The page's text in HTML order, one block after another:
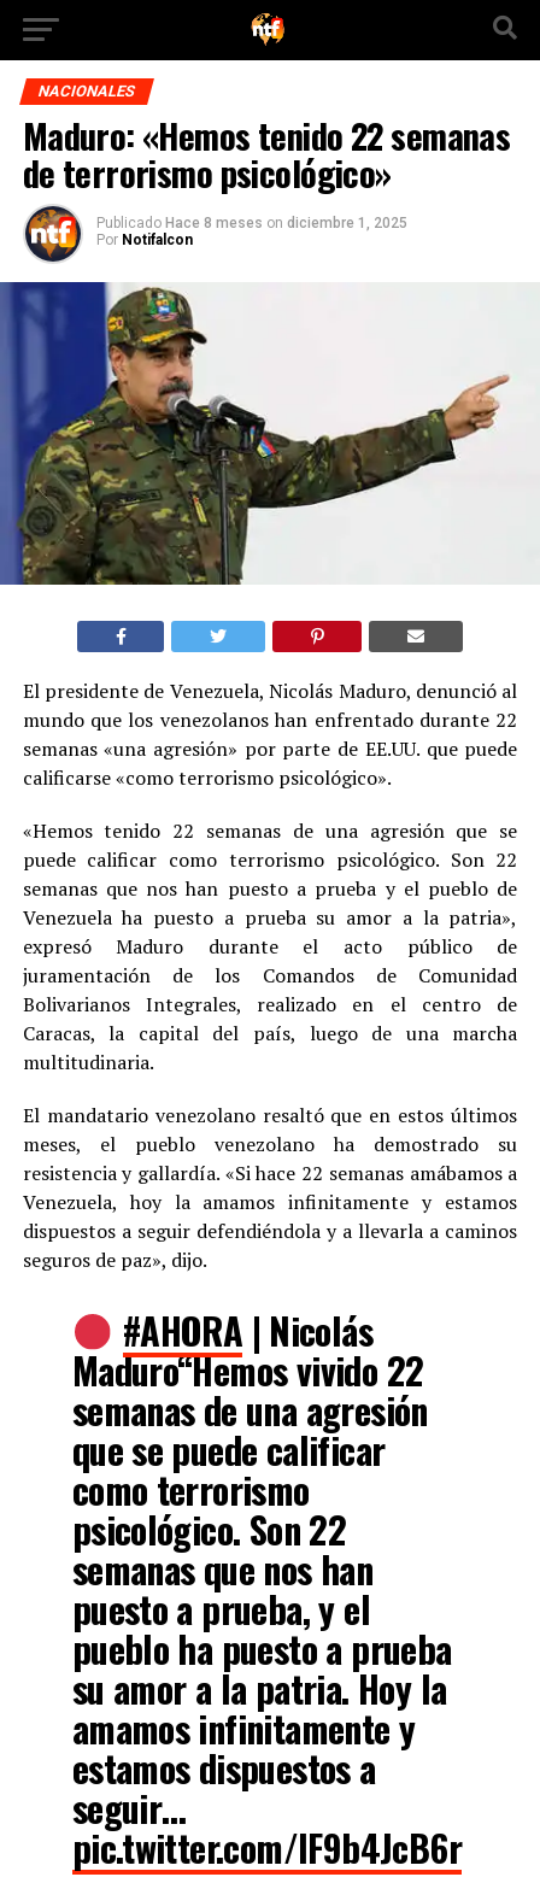
NACIONALES
Maduro: «Hemos tenido 22 semanas
de terrorismo psicológico»
Publicado Hace 8 meses on diciembre 1, 2025
Por Notifalcon
El presidente de Venezuela, Nicolás Maduro, denunció al
mundo que los venezolanos han enfrentado durante 22
semanas «una agresión» por parte de EE.UU. que puede
calificarse «como terrorismo psicológico».
«Hemos tenido 22 semanas de una agresión que se
puede calificar como terrorismo psicológico. Son 22
semanas que nos han puesto a prueba y el pueblo de
Venezuela ha puesto a prueba su amor a la patria»,
expresó Maduro durante el acto público de
juramentación de los Comandos de Comunidad
Bolivarianos Integrales, realizado en el centro de
Caracas, la capital del país, luego de una marcha
multitudinaria.
El mandatario venezolano resaltó que en estos últimos
meses, el pueblo venezolano ha demostrado su
resistencia y gallardía. «Si hace 22 semanas amábamos a
Venezuela, hoy la amamos infinitamente y estamos
dispuestos a seguir defendiéndola y a llevarla a caminos
seguros de paz», dijo.
#AHORA | Nicolás
Maduro“Hemos vivido 22
semanas de una agresión
que se puede calificar
como terrorismo
psicológico. Son 22
semanas que nos han
puesto a prueba, y el
pueblo ha puesto a prueba
su amor a la patria. Hoy la
amamos infinitamente y
estamos dispuestos a
seguir…
pic.twitter.com/IF9b4JcB6r